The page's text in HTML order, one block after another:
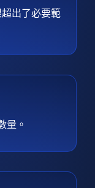
出了必要範
量。